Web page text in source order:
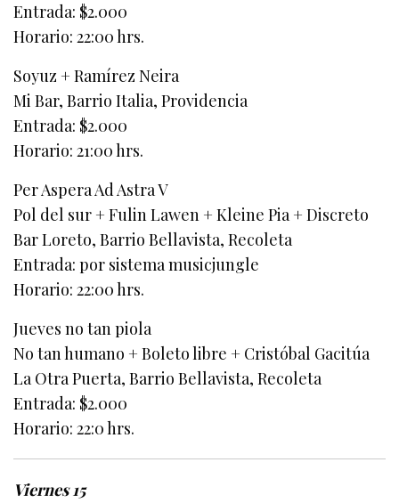
Entrada: $2.000
Horario: 22:00 hrs.
Soyuz + Ramírez Neira
Mi Bar, Barrio Italia, Providencia
Entrada: $2.000
Horario: 21:00 hrs.
Per Aspera Ad Astra V
Pol del sur + Fulin Lawen + Kleine Pia + Discreto
Bar Loreto, Barrio Bellavista, Recoleta
Entrada: por sistema musicjungle
Horario: 22:00 hrs.
Jueves no tan piola
No tan humano + Boleto libre + Cristóbal Gacitúa
La Otra Puerta, Barrio Bellavista, Recoleta
Entrada: $2.000
Horario: 22:0 hrs.
Viernes 15